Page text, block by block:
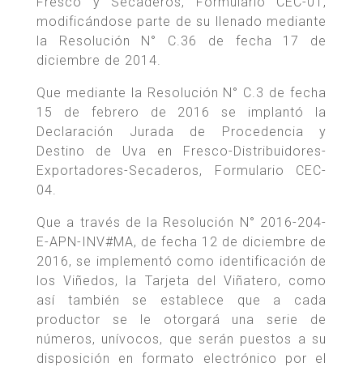
modificándose parte de su llenado mediante
la Resolución N° C.36 de fecha 17 de
diciembre de 2014.
Que mediante la Resolución N° C.3 de fecha
15 de febrero de 2016 se implantó la
Declaración Jurada de Procedencia y
Destino de Uva en Fresco-Distribuidores-
Exportadores-Secaderos, Formulario CEC-
04.
Que a través de la Resolución N° 2016-204-
E-APN-INV#MA, de fecha 12 de diciembre de
2016, se implementó como identificación de
los Viñedos, la Tarjeta del Viñatero, como
así también se establece que a cada
productor se le otorgará una serie de
números, unívocos, que serán puestos a su
disposición en formato electrónico por el